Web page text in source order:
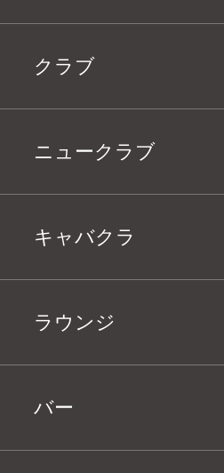
クラブ
ニュークラブ
キャバクラ
ラウンジ
バー